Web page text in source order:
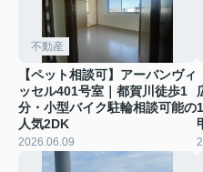
不動産
【ペット相談可】アーバンヴィ
ッセル401号室｜都賀川徒歩1
分・小型バイク駐輪相談可能の
人気2DK
2026.06.09